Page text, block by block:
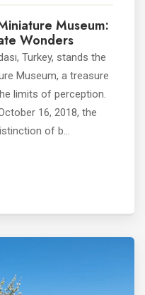
Museum:
Wonders
Turkey, stands the
Museum, a treasure
limits of perception.
16, 2018, the
of b...